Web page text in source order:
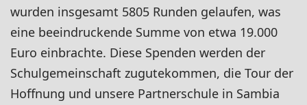
wurden insgesamt 5805 Runden gelaufen, was
eine beeindruckende Summe von etwa 19.000
Euro einbrachte. Diese Spenden werden der
Schulgemeinschaft zugutekommen, die Tour der
Hoffnung und unsere Partnerschule in Sambia